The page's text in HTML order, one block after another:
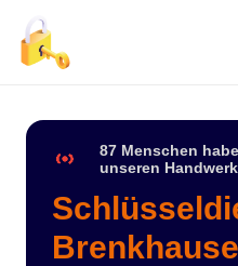
87 Menschen
unseren